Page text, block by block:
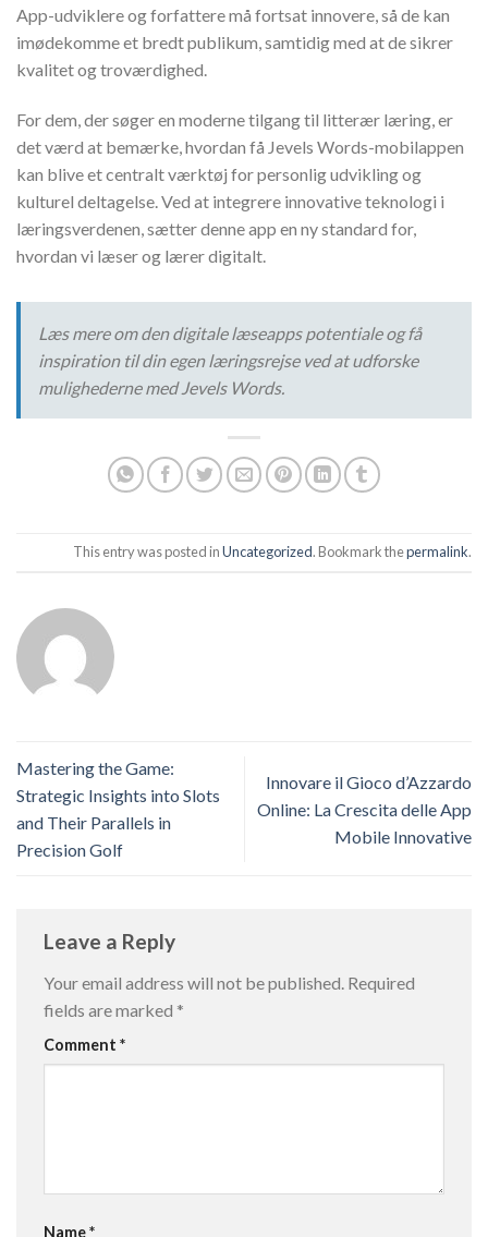
App-udviklere og forfattere må fortsat innovere, så de kan
imødekomme et bredt publikum, samtidig med at de sikrer
kvalitet og troværdighed.
For dem, der søger en moderne tilgang til litterær læring, er
det værd at bemærke, hvordan få Jevels Words-mobilappen
kan blive et centralt værktøj for personlig udvikling og
kulturel deltagelse. Ved at integrere innovative teknologi i
læringsverdenen, sætter denne app en ny standard for,
hvordan vi læser og lærer digitalt.
Læs mere om den digitale læseapps potentiale og få
inspiration til din egen læringsrejse ved at udforske
mulighederne med Jevels Words.
This entry was posted inUncategorized. Bookmark thepermalink.
Mastering the Game:
Strategic Insights into Slots
and Their Parallels in
Precision Golf
Innovare il Gioco d’Azzardo
Online: La Crescita delle App
Mobile Innovative
Leave a Reply
Your email address will not be published. Required
fields are marked *
Comment *
Name*